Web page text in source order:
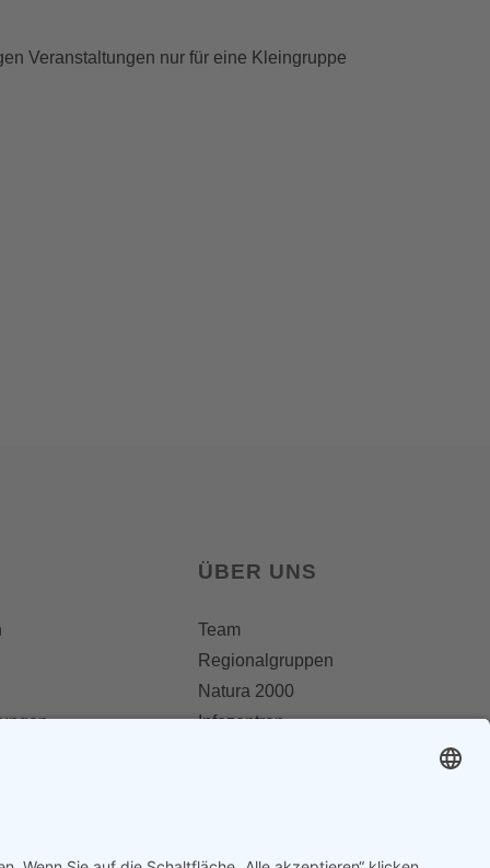
Veranstaltungen nur für eine Kleingruppe
ÜBER UNS
Team
Regionalgruppen
Natura 2000
Infozentren